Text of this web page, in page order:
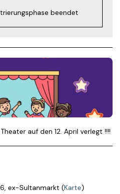
beendet
auf den 12. April verlegt !!!!
ex-Sultanmarkt (Karte)